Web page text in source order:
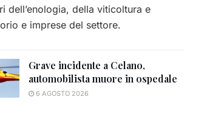
dell’enologia, della viticoltura e
e imprese del settore.
Grave incidente a Celano,
automobilista muore in ospedale
6 AGOSTO 2026